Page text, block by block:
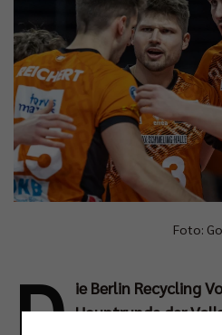
Foto:
D ie Berlin Recycling
Hauptrunde der